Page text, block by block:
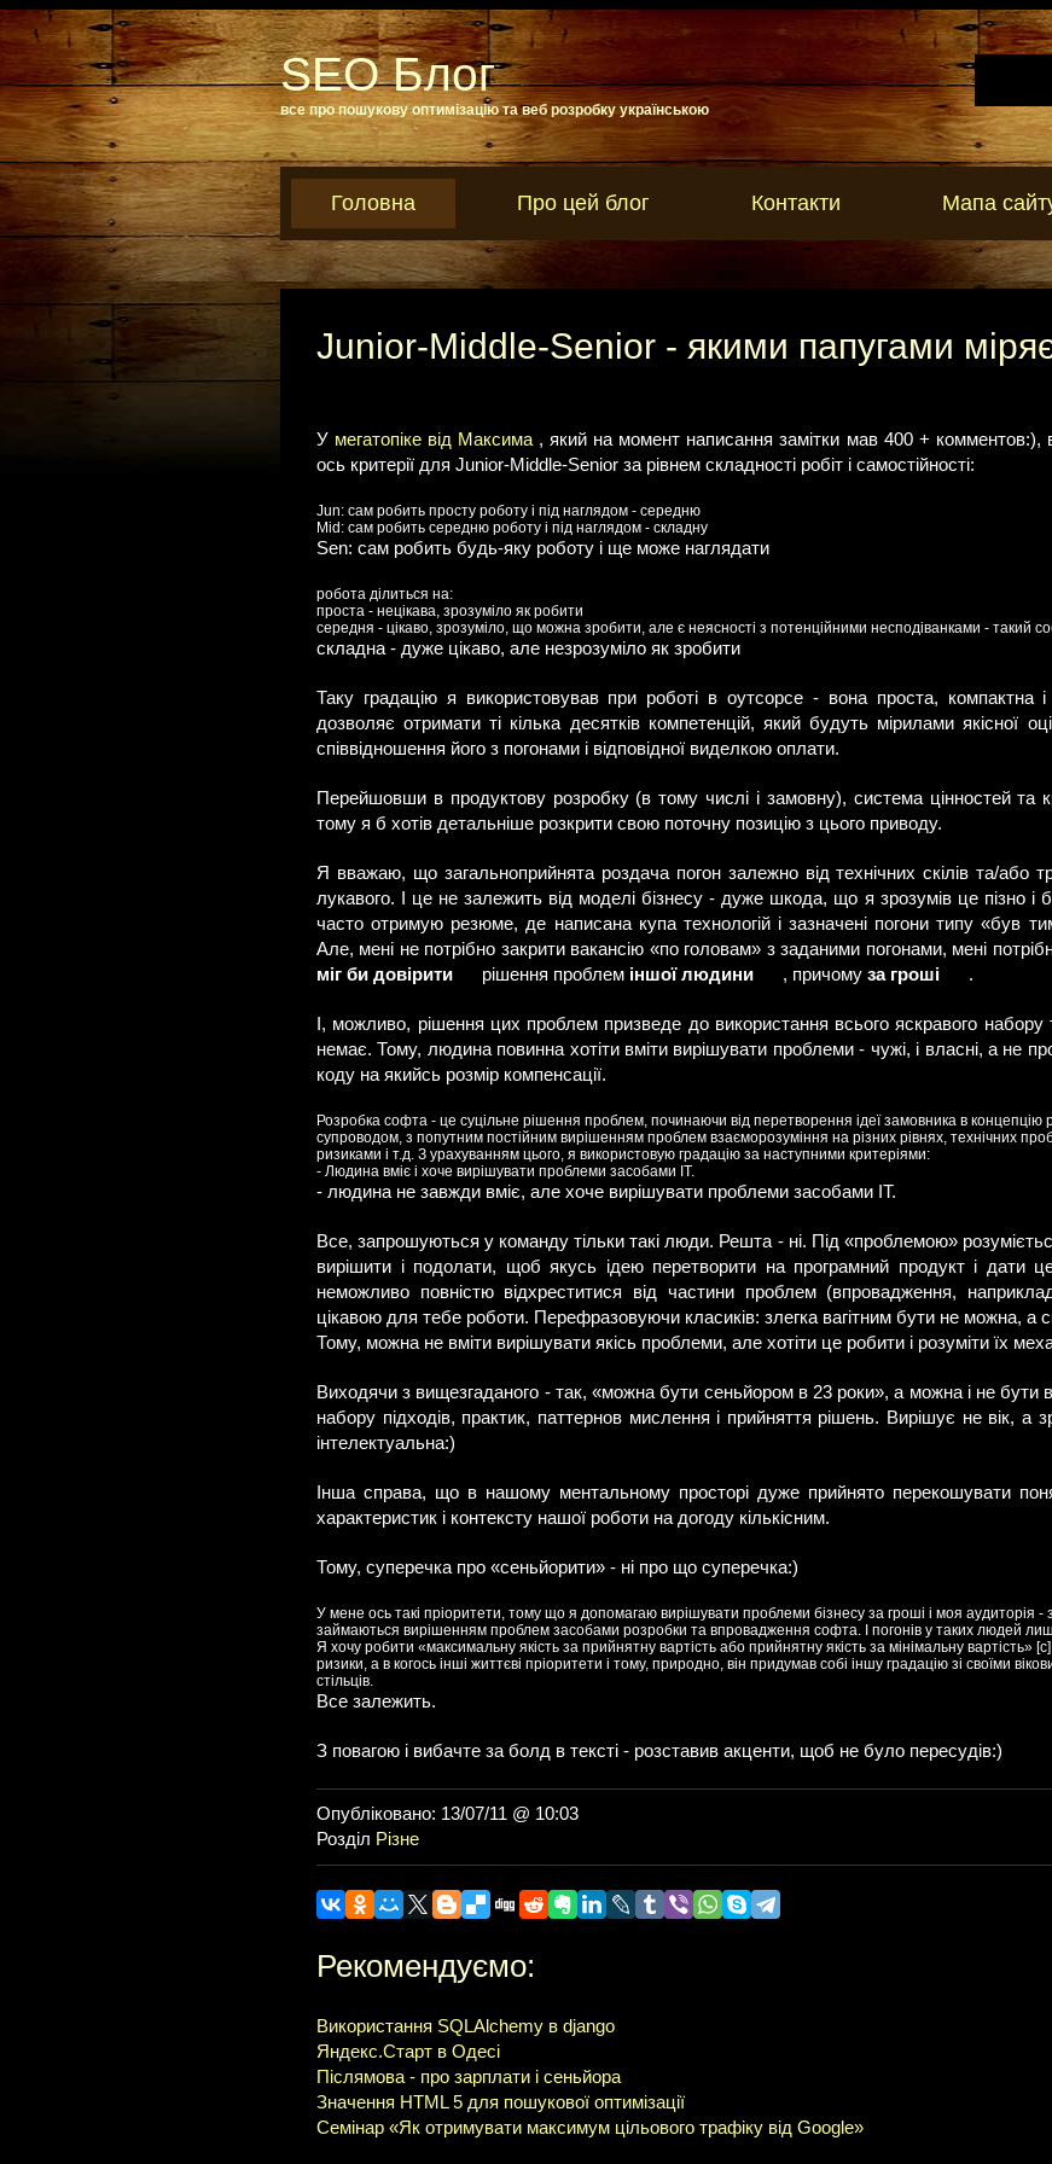
SEO Блог
все про пошукову оптимізацію та веб розробку українською
Головна Про цей блог Контакти Мапа
Junior-Middle-Senior - якими папугами
У мегатопіке від Максима , який на момент написання замітки мав 400 + комментов:), в
ось критерії для Junior-Middle-Senior за рівнем складності робіт і самостійності:
Jun: сам робить просту роботу і під наглядом - середню
Mid: сам робить середню роботу і під наглядом - складну
Sen: сам робить будь-яку роботу і ще може наглядати
робота ділиться на:
проста - нецікава, зрозуміло як робити
середня - цікаво, зрозуміло, що можна зробити, але є неясності з потенційними несподіванками - такий
складна - дуже цікаво, але незрозуміло як зробити
Таку градацію я використовував при роботі в оутсорсе - вона проста, компактна
дозволяє отримати ті кілька десятків компетенцій, який будуть мірилами якісної
співвідношення його з погонами і відповідної виделкою оплати.
Перейшовши в продуктову розробку (в тому числі і замовну), система цінностей та
тому я б хотів детальніше розкрити свою поточну позицію з цього приводу.
Я вважаю, що загальноприйнята роздача погон залежно від технічних скілів та/або
лукавого. І це не залежить від моделі бізнесу - дуже шкода, що я зрозумів це пізно і
часто отримую резюме, де написана купа технологій і зазначені погони типу «був
Але, мені не потрібно закрити вакансію «по головам» з заданими погонами, мені
міг би довірити
рішення проблем іншої людини , причому за гроші .
І, можливо, рішення цих проблем призведе до використання всього яскравого набору
немає. Тому, людина повинна хотіти вміти вирішувати проблеми - чужі, і власні, а не
коду на якийсь розмір компенсації.
Розробка софта - це суцільне рішення проблем, починаючи від перетворення ідеї замовника в концепцію
супроводом, з попутним постійним вирішенням проблем взаєморозуміння на різних рівнях, технічних
ризиками і т.д. З урахуванням цього, я використовую градацію за наступними критеріями:
- Людина вміє і хоче вирішувати проблеми засобами ІТ.
- людина не завжди вміє, але хоче вирішувати проблеми засобами ІТ.
Все, запрошуються у команду тільки такі люди. Решта - ні. Під «проблемою»
вирішити і подолати, щоб якусь ідею перетворити на програмний продукт і дати
неможливо повністю відхреститися від частини проблем (впровадження,
цікавою для тебе роботи. Перефразовуючи класиків: злегка вагітним бути не можна, а
Тому, можна не вміти вирішувати якісь проблеми, але хотіти це робити і розуміти їх
Виходячи з вищезгаданого - так, «можна бути сеньйором в 23 роки», а можна і не бути в
набору підходів, практик, паттернов мислення і прийняття рішень. Вирішує не вік, а
інтелектуальна:)
Інша справа, що в нашому ментальному просторі дуже прийнято перекошувати
характеристик і контексту нашої роботи на догоду кількісним.
Тому, суперечка про «сеньйорити» - ні про що суперечка:)
У мене ось такі пріоритети, тому що я допомагаю вирішувати проблеми бізнесу за гроші і моя аудиторія -
займаються вирішенням проблем засобами розробки та впровадження софта. І погонів у таких людей
Я хочу робити «максимальну якість за прийнятну вартість або прийнятну якість за мінімальну вартість»
ризики, а в когось інші життєві пріоритети і тому, природно, він придумав собі іншу градацію зі своїми
стільців.
Все залежить.
З повагою і вибачте за болд в тексті - розставив акценти, щоб не було пересудів:)
Опубліковано: 13/07/11 @ 10:03
Розділ Різне
Рекомендуємо:
Використання SQLAlchemy в django
Яндекс.Старт в Одесі
Післямова - про зарплати і сеньйора
Значення HTML 5 для пошукової оптимізації
Семінар «Як отримувати максимум цільового трафіку від Google»